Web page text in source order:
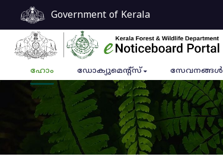
Government of Kerala
ഹോം ഡോക്യുമെൻ്റ്സ് സേവനങ്ങൾ